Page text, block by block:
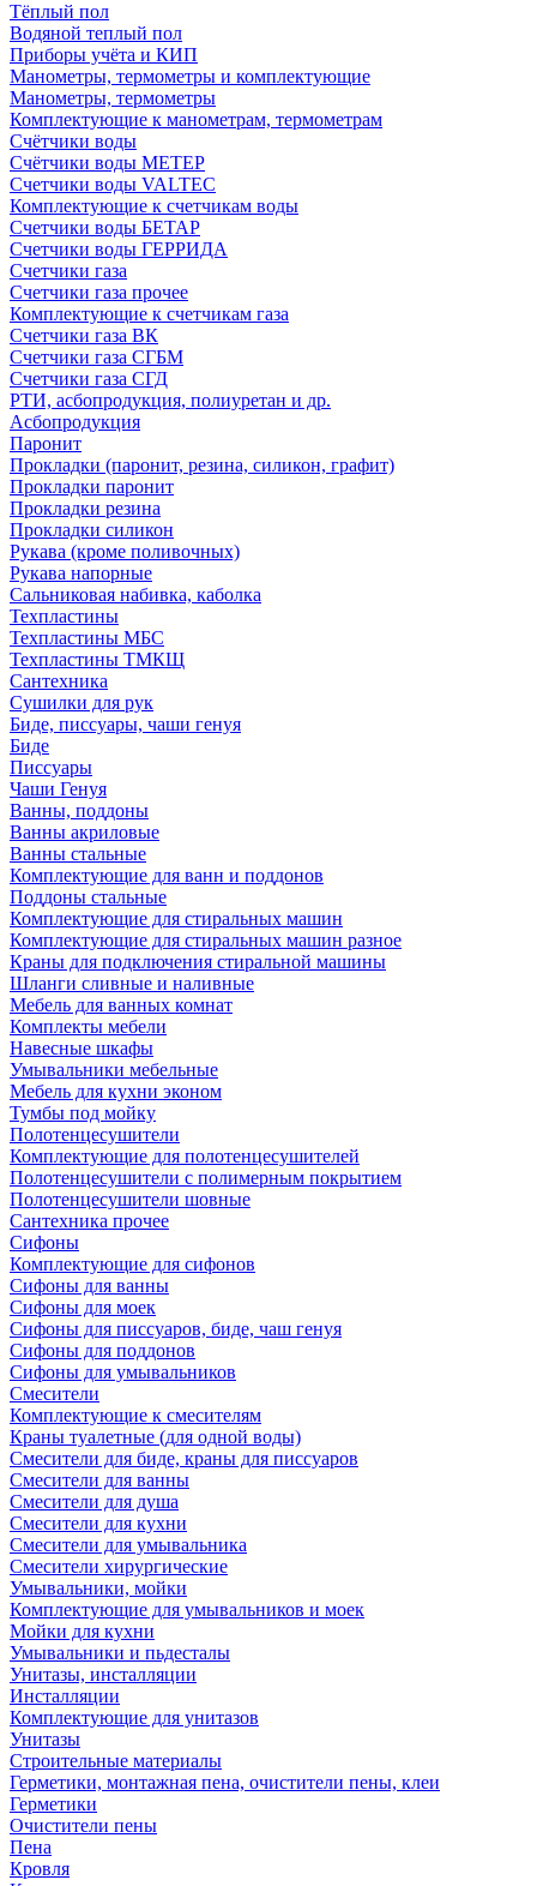
Тёплый пол
Водяной теплый пол
Приборы учёта и КИП
Манометры, термометры и комплектующие
Манометры, термометры
Комплектующие к манометрам, термометрам
Счётчики воды
Счётчики воды МЕТЕР
Счетчики воды VALTEC
Комплектующие к счетчикам воды
Счетчики воды БЕТАР
Счетчики воды ГЕРРИДА
Счетчики газа
Счетчики газа прочее
Комплектующие к счетчикам газа
Счетчики газа ВК
Счетчики газа СГБМ
Счетчики газа СГД
РТИ, асбопродукция, полиуретан и др.
Асбопродукция
Паронит
Прокладки (паронит, резина, силикон, графит)
Прокладки паронит
Прокладки резина
Прокладки силикон
Рукава (кроме поливочных)
Рукава напорные
Сальниковая набивка, каболка
Техпластины
Техпластины МБС
Техпластины ТМКЩ
Сантехника
Сушилки для рук
Биде, писсуары, чаши генуя
Биде
Писсуары
Чаши Генуя
Ванны, поддоны
Ванны акриловые
Ванны стальные
Комплектующие для ванн и поддонов
Поддоны стальные
Комплектующие для стиральных машин
Комплектующие для стиральных машин разное
Краны для подключения стиральной машины
Шланги сливные и наливные
Мебель для ванных комнат
Комплекты мебели
Навесные шкафы
Умывальники мебельные
Мебель для кухни эконом
Тумбы под мойку
Полотенцесушители
Комплектующие для полотенцесушителей
Полотенцесушители с полимерным покрытием
Полотенцесушители шовные
Сантехника прочее
Сифоны
Комплектующие для сифонов
Сифоны для ванны
Сифоны для моек
Сифоны для писсуаров, биде, чаш генуя
Сифоны для поддонов
Сифоны для умывальников
Смесители
Комплектующие к смесителям
Краны туалетные (для одной воды)
Смесители для биде, краны для писсуаров
Смесители для ванны
Смесители для душа
Смесители для кухни
Смесители для умывальника
Смесители хирургические
Умывальники, мойки
Комплектующие для умывальников и моек
Мойки для кухни
Умывальники и пьдесталы
Унитазы, инсталляции
Инсталляции
Комплектующие для унитазов
Унитазы
Строительные материалы
Герметики, монтажная пена, очистители пены, клеи
Герметики
Очистители пены
Пена
Кровля